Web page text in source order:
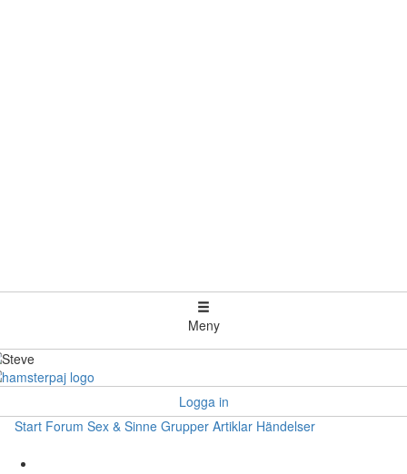
Meny
Logga in
Start Forum Sex & Sinne Grupper Artiklar Händelser